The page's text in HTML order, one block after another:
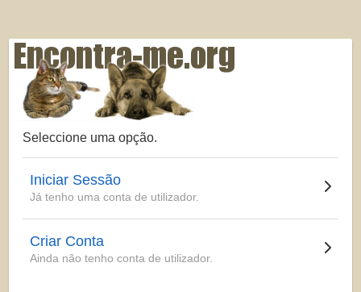
Seleccione uma opção.
Iniciar Sessão
Já tenho uma conta de utilizador.
Criar Conta
Ainda não tenho conta de utilizador.